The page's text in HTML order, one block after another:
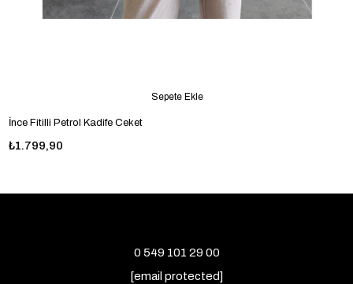
İnce Fitilli Petrol Kadife Ceket
₺1.799,90
Sepete Ekle
0 549 101 29 00
[email protected]